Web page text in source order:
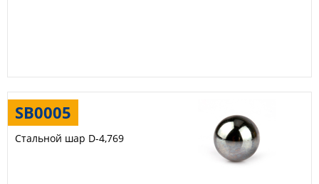
SB0005
Стальной шар D-4,769